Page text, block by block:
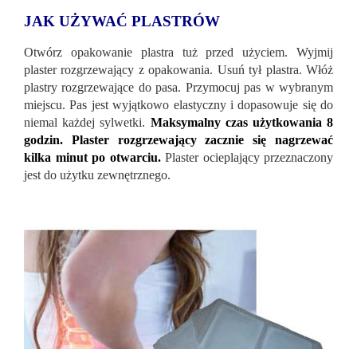
JAK UŻYWAĆ PLASTRÓW
Otwórz opakowanie plastra tuż przed użyciem. Wyjmij
plaster rozgrzewający z opakowania. Usuń tył plastra. Włóż
plastry rozgrzewające do pasa. Przymocuj pas w wybranym
miejscu. Pas jest wyjątkowo elastyczny i dopasowuje się do
niemal każdej sylwetki. Maksymalny czas użytkowania 8
godzin. Plaster rozgrzewający zacznie się nagrzewać
kilka minut po otwarciu.Plaster ocieplający przeznaczony
jest do użytku zewnętrznego.